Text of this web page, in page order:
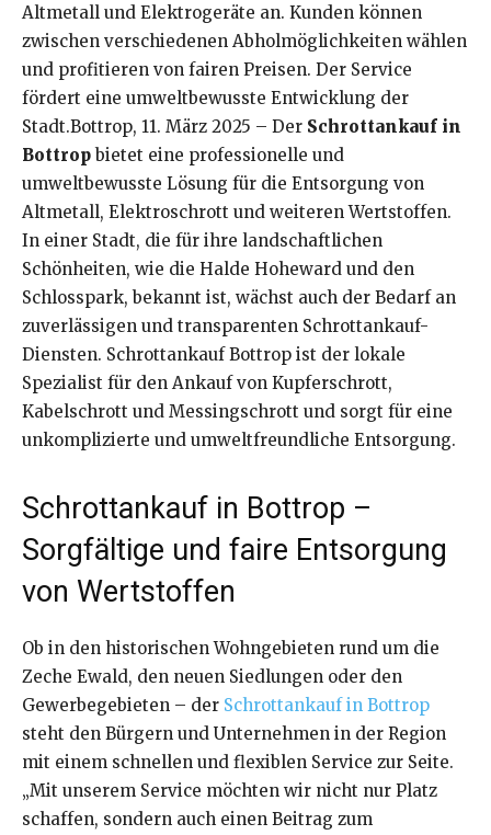
Altmetall und Elektrogeräte an. Kunden können
zwischen verschiedenen Abholmöglichkeiten wählen
und profitieren von fairen Preisen. Der Service
fördert eine umweltbewusste Entwicklung der
Stadt.Bottrop, 11. März 2025 – Der Schrottankauf in
Bottropbietet eine professionelle und
umweltbewusste Lösung für die Entsorgung von
Altmetall, Elektroschrott und weiteren Wertstoffen.
In einer Stadt, die für ihre landschaftlichen
Schönheiten, wie die Halde Hoheward und den
Schlosspark, bekannt ist, wächst auch der Bedarf an
zuverlässigen und transparenten Schrottankauf-
Diensten. Schrottankauf Bottrop ist der lokale
Spezialist für den Ankauf von Kupferschrott,
Kabelschrott und Messingschrott und sorgt für eine
unkomplizierte und umweltfreundliche Entsorgung.
Schrottankauf in Bottrop –
Sorgfältige und faire Entsorgung
von Wertstoffen
Ob in den historischen Wohngebieten rund um die
Zeche Ewald, den neuen Siedlungen oder den
Gewerbegebieten – der Schrottankauf in Bottrop
steht den Bürgern und Unternehmen in der Region
mit einem schnellen und flexiblen Service zur Seite.
„Mit unserem Service möchten wir nicht nur Platz
schaffen, sondern auch einen Beitrag zum